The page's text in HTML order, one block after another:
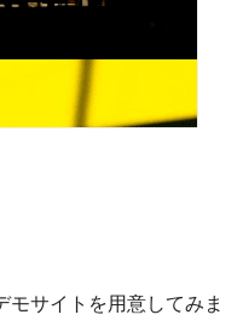
サイトを用意してみま